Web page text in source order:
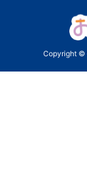
Copyright ©